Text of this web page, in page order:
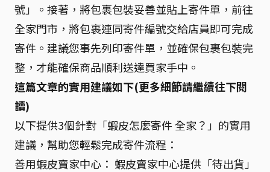
號」。接著，將包裹包裝妥善並貼上寄件單，前往
全家門市，將包裹連同寄件編號交給店員即可完成
寄件。建議您事先列印寄件單，並確保包裹包裝完
整，才能確保商品順利送達買家手中。
這篇文章的實用建議如下(更多細節請繼續往下閱
讀)
以下提供3個針對「蝦皮怎麼寄件 全家？」的實用
建議，幫助您輕鬆完成寄件流程：
善用蝦皮賣家中心： 蝦皮賣家中心提供「待出貨」